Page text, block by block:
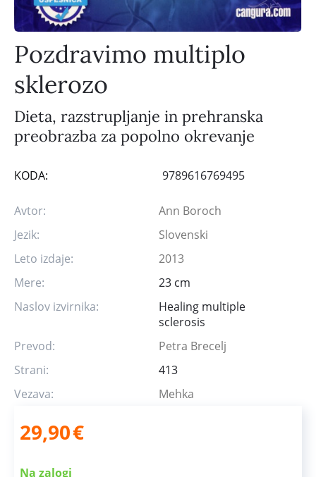
Pozdravimo multiplo
sklerozo
Dieta, razstrupljanje in prehranska
preobrazba za popolno okrevanje
KODA: 9789616769495
Avtor:
Ann Boroch
Jezik:
Slovenski
Leto izdaje:
2013
Mere:
23 cm
Naslov izvirnika:
Healing multiple
sclerosis
Prevod:
Petra Brecelj
Strani:
413
Vezava:
Mehka
29,90€
Na zalogi